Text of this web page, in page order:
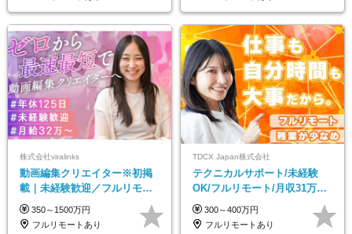
株式会社viralinks
動画編集クリエイター※初掲
載｜未経験歓迎／フルリモー
トOK／月給32万＋賞与
350～1500万円
フルリモートあり
TDCX Japan株式会社
テクニカルサポート/未経験
OK/フルリモート/月収31万円
可/月最大3万のインセンティ
ブ支給/平均年齢33歳
300～400万円
フルリモートあり